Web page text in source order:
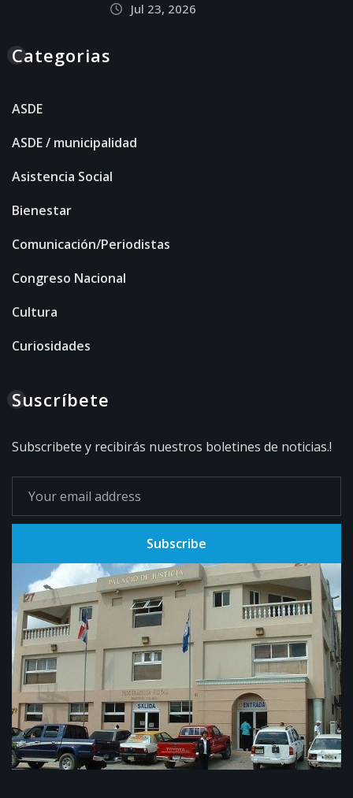
Jul 23, 2026
Categorias
ASDE
ASDE / municipalidad
Asistencia Social
Bienestar
Comunicación/Periodistas
Congreso Nacional
Cultura
Curiosidades
Suscríbete
Subscribete y recibirás nuestros boletines de noticias.!
Subscribe